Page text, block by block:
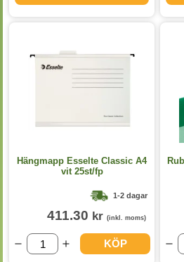
Hängmapp Esselte Classic A4
vit 25st/fp
1-2 dagar
411.30 kr (inkl. moms)
KÖP